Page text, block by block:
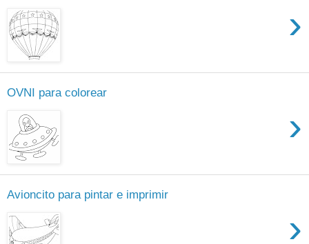
›
OVNI para colorear
›
Avioncito para pintar e imprimir
›